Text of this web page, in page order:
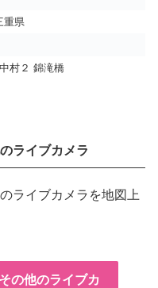
重県
村２ 錦滝橋
ライブカメラ
ライブカメラを地図上
の他のライブカ